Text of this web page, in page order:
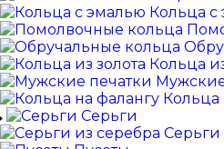
Кольца с
Кольца
Кольца
Серьги
Серьги